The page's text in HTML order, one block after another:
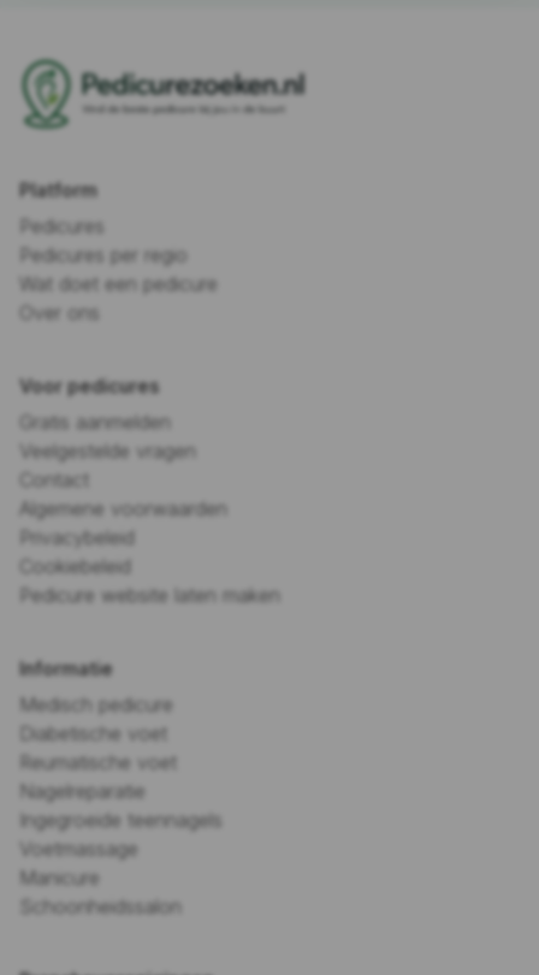
Platform
Pedicures
Pedicures per regio
Wat doet een pedicure
Over ons
Voor pedicures
Gratis aanmelden
Veelgestelde vragen
Contact
Algemene voorwaarden
Privacybeleid
Cookiebeleid
Pedicure website laten maken
Informatie
Medisch pedicure
Diabetische voet
Reumatische voet
Nagelreparatie
Ingegroeide teennagels
Voetmassage
Manicure
Schoonheidssalon